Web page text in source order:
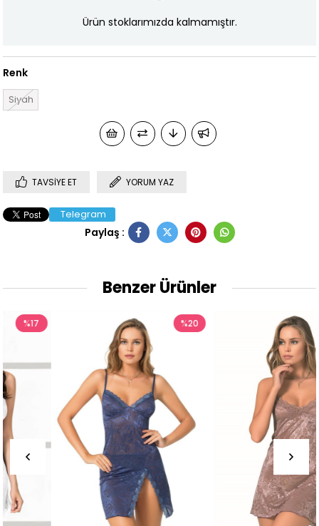
Ürün stoklarımızda kalmamıştır.
Renk
Siyah
TAVSIYE ET YORUM YAZ
Telegram
Paylaş :
Benzer Ürünler
%20 %17